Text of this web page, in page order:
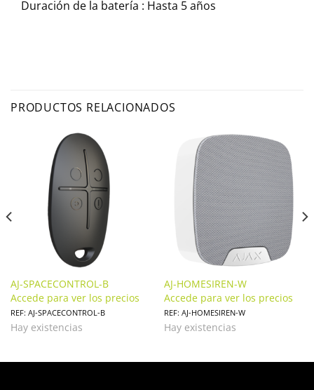
Duración de la batería : Hasta 5 años
PRODUCTOS RELACIONADOS
AJ-SPACECONTROL-B
Accede para ver los precios
REF: AJ-SPACECONTROL-B
Hay existencias
AJ-HOMESIREN-W
Accede para ver los precios
REF: AJ-HOMESIREN-W
Hay existencias